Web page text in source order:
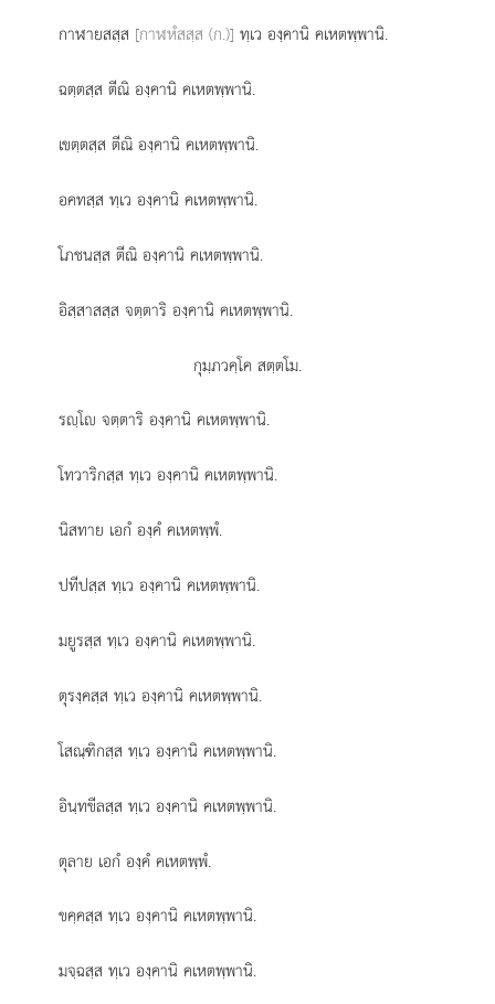
กาฬายสสฺส [กาฬหํสสฺส (ก.)] ทฺเว องฺคานิ คเหตพฺพานิ.
ฉตฺตสฺส ตีณิ องฺคานิ คเหตพฺพานิ.
เขตฺตสฺส ตีณิ องฺคานิ คเหตพฺพานิ.
อคทสฺส ทฺเว องฺคานิ คเหตพฺพานิ.
โภชนสฺส ตีณิ องฺคานิ คเหตพฺพานิ.
อิสฺสาสสฺส จตฺตาริ องฺคานิ คเหตพฺพานิ.
กุมฺภวคฺโค สตฺตโม.
รฺโ จตฺตาริ องฺคานิ คเหตพฺพานิ.
โทวาริกสฺส ทฺเว องฺคานิ คเหตพฺพานิ.
นิสทาย เอกํ องฺคํ คเหตพฺพํ.
ปทีปสฺส ทฺเว องฺคานิ คเหตพฺพานิ.
มยูรสฺส ทฺเว องฺคานิ คเหตพฺพานิ.
ตุรงฺคสฺส ทฺเว องฺคานิ คเหตพฺพานิ.
โสณฺฑิกสฺส ทฺเว องฺคานิ คเหตพฺพานิ.
อินฺทขีลสฺส ทฺเว องฺคานิ คเหตพฺพานิ.
ตุลาย เอกํ องฺคํ คเหตพฺพํ.
ขคฺคสฺส ทฺเว องฺคานิ คเหตพฺพานิ.
มจฺฉสฺสทฺเว องฺคานิ คเหตพฺพานิ.